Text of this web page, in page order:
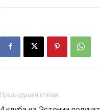
Предыдущая статья